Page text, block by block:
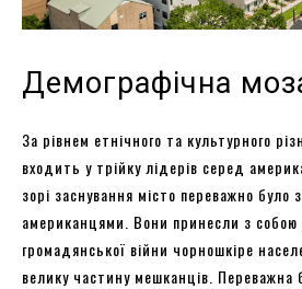
Демографічна
За рівнем етнічного та культурного
входить у трійку лідерів серед
зорі заснування місто переважно було
американцями. Вони принесли з
громадянської війни чорношкіре
велику частину мешканців. Переважна